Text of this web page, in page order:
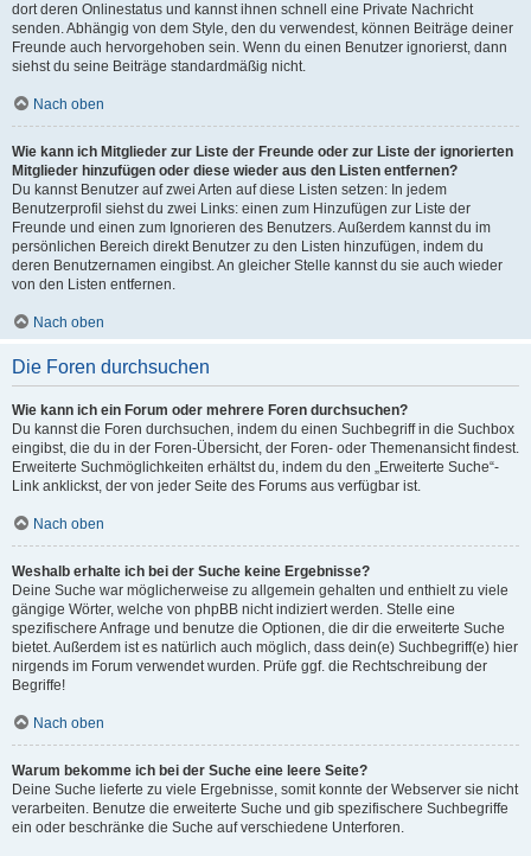
dort deren Onlinestatus und kannst ihnen schnell eine Private Nachricht
senden. Abhängig von dem Style, den du verwendest, können Beiträge deiner
Freunde auch hervorgehoben sein. Wenn du einen Benutzer ignorierst, dann
siehst du seine Beiträge standardmäßig nicht.
Nach oben
Wie kann ich Mitglieder zur Liste der Freunde oder zur Liste der ignorierten
Mitglieder hinzufügen oder diese wieder aus den Listen entfernen?
Du kannst Benutzer auf zwei Arten auf diese Listen setzen: In jedem
Benutzerprofil siehst du zwei Links: einen zum Hinzufügen zur Liste der
Freunde und einen zum Ignorieren des Benutzers. Außerdem kannst du im
persönlichen Bereich direkt Benutzer zu den Listen hinzufügen, indem du
deren Benutzernamen eingibst. An gleicher Stelle kannst du sie auch wieder
von den Listen entfernen.
Nach oben
Die Foren durchsuchen
Wie kann ich ein Forum oder mehrere Foren durchsuchen?
Du kannst die Foren durchsuchen, indem du einen Suchbegriff in die Suchbox
eingibst, die du in der Foren-Übersicht, der Foren- oder Themenansicht findest.
Erweiterte Suchmöglichkeiten erhältst du, indem du den „Erweiterte Suche“-
Link anklickst, der von jeder Seite des Forums aus verfügbar ist.
Nach oben
Weshalb erhalte ich bei der Suche keine Ergebnisse?
Deine Suche war möglicherweise zu allgemein gehalten und enthielt zu viele
gängige Wörter, welche von phpBB nicht indiziert werden. Stelle eine
spezifischere Anfrage und benutze die Optionen, die dir die erweiterte Suche
bietet. Außerdem ist es natürlich auch möglich, dass dein(e) Suchbegriff(e) hier
nirgends im Forum verwendet wurden. Prüfe ggf. die Rechtschreibung der
Begriffe!
Nach oben
Warum bekomme ich bei der Suche eine leere Seite?
Deine Suche lieferte zu viele Ergebnisse, somit konnte der Webserver sie nicht
verarbeiten. Benutze die erweiterte Suche und gib spezifischere Suchbegriffe
ein oder beschränke die Suche auf verschiedene Unterforen.